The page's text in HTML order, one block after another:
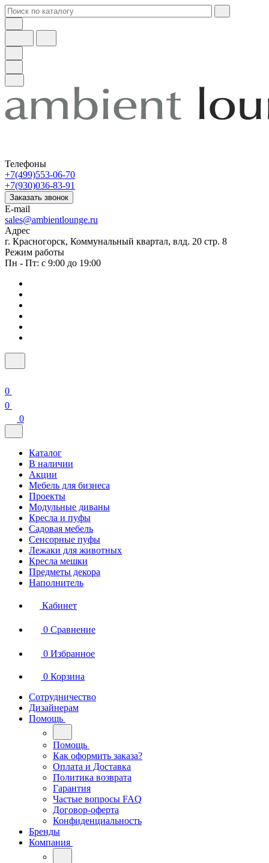
Телефоны
+7(499)553-06-70
+7(930)036-83-91
Заказать звонок
E-mail
sales@ambientlounge.ru
Адрес
г. Красногорск, Коммунальный квартал, влд. 20 стр. 8
Режим работы
Пн - Пт: с 9:00 до 19:00
0
0
0
Каталог
В наличии
Акции
Мебель для бизнеса
Проекты
Модульные диваны
Кресла и пуфы
Садовая мебель
Сенсорные пуфы
Лежаки для животных
Кресла мешки
Предметы декора
Наполнитель
Кабинет
0 Сравнение
0 Избранное
0 Корзина
Сотрудничество
Дизайнерам
Помощь
Помощь
Как оформить заказа?
Оплата и Доставка
Политика возврата
Гарантия
Частые вопросы FAQ
Договор-оферта
Конфиденциальность
Бренды
Компания